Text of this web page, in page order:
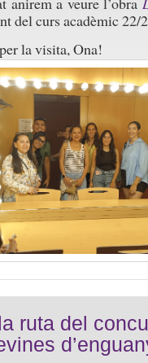
del curs acadèmic 22/
la visita, Ona!
ruta del